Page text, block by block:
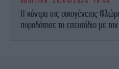
Η κόντρα της οικογένειας
πυροδότησε το επεισόδιο με